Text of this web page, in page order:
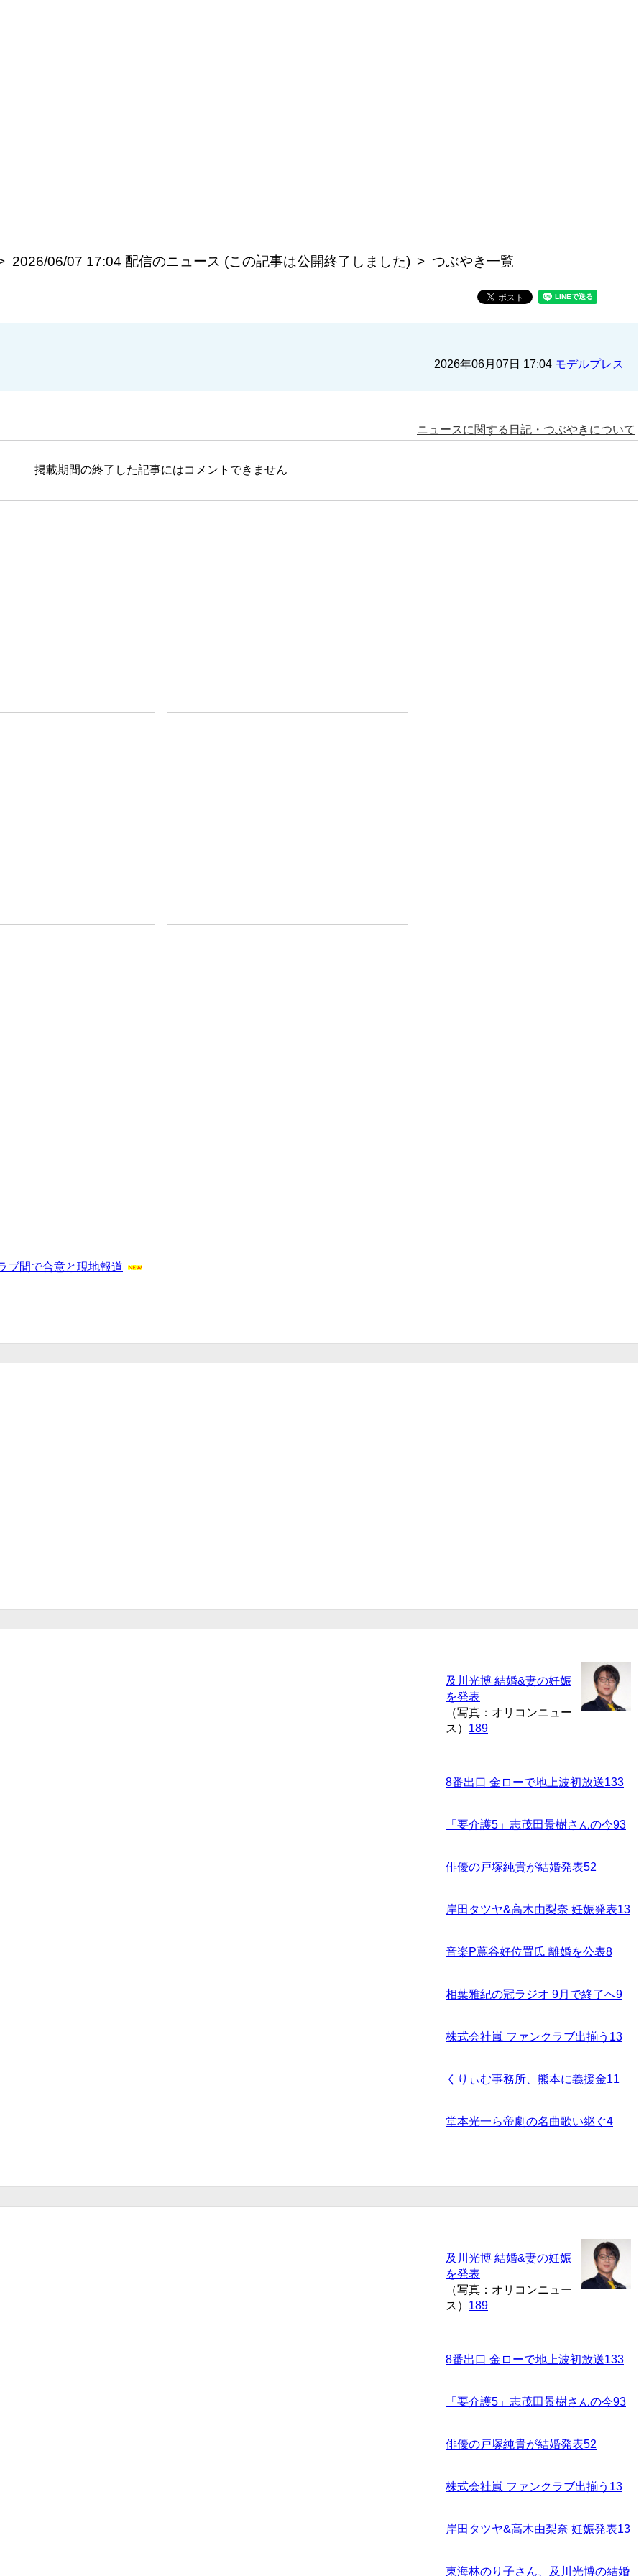
2026/06/07 17:04 配信のニュース (この記事は公開終了しました) つぶやき一覧
2026年06月07日 17:04 モデルプレス
ニュースに関する日記・つぶやきについて
掲載期間の終了した記事にはコメントできません
ブ間で合意と現地報道
及川光博 結婚&妻の妊娠
を発表
（写真：オリコンニュー
ス） 189
8番出口 金ローで地上波初放送133
「要介護5」志茂田景樹さんの今93
俳優の戸塚純貴が結婚発表52
岸田タツヤ&高木由梨奈 妊娠発表13
音楽P蔦谷好位置氏 離婚を公表8
相葉雅紀の冠ラジオ 9月で終了へ9
株式会社嵐 ファンクラブ出揃う 13
くりぃむ事務所、熊本に義援金11
堂本光一ら帝劇の名曲歌い継ぐ4
及川光博 結婚&妻の妊娠
を発表
（写真：オリコンニュー
ス） 189
8番出口 金ローで地上波初放送133
「要介護5」志茂田景樹さんの今93
俳優の戸塚純貴が結婚発表52
株式会社嵐 ファンクラブ出揃う 13
岸田タツヤ&高木由梨奈 妊娠発表13
東海林のり子さん、及川光博の結婚